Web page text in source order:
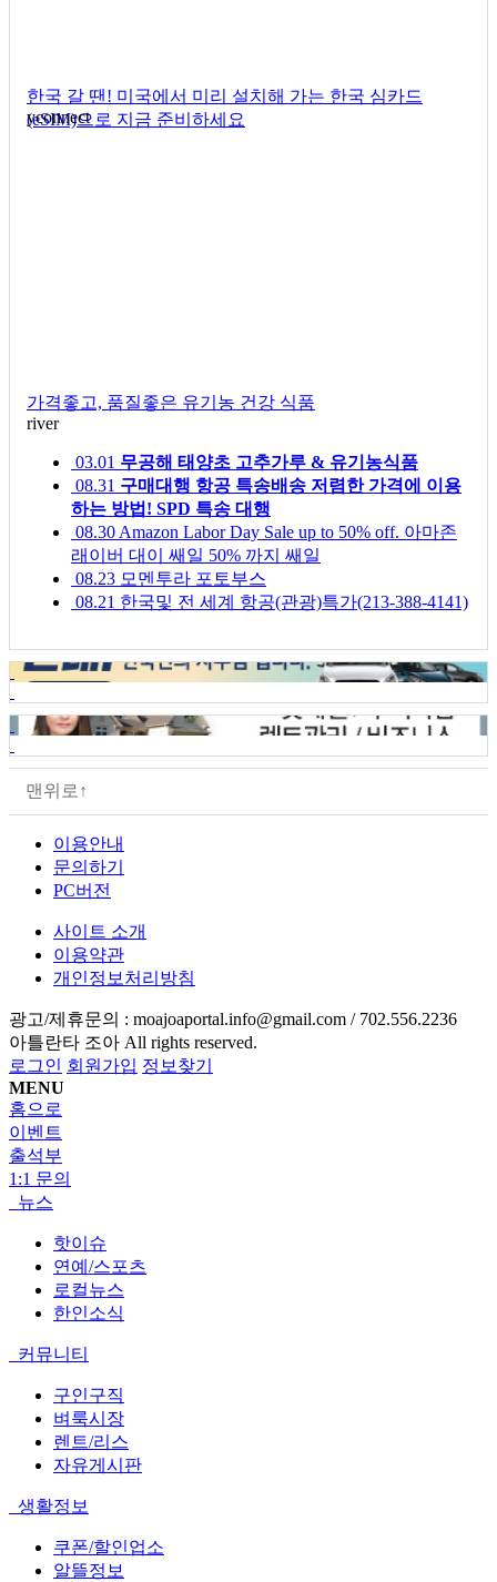
한국 갈 땐! 미국에서 미리 설치해 가는 한국 심카드
(eSIM)으로 지금 준비하세요
yconnect
가격좋고, 품질좋은 유기농 건강 식품
river
03.01 무공해 태양초 고추가루 & 유기농식품
08.31 구매대행 항공 특송배송 저렴한 가격에 이용
하는 방법! SPD 특송 대행
08.30Amazon Labor Day Sale up to 50% off. 아마존
래이버 대이 쌔일 50% 까지 쌔일
08.23 모멘투라 포토부스
08.21 한국및 전 세계 항공(관광)특가(213-388-4141)
맨위로↑
이용안내
문의하기
PC버전
사이트 소개
이용약관
개인정보처리방침
광고/제휴문의 : moajoaportal.info@gmail.com / 702.556.2236
아틀란타 조아 All rights reserved.
로그인 회원가입 정보찾기
MENU
홈으로
이벤트
출석부
1:1 문의
뉴스
핫이슈
연예/스포츠
로컬뉴스
한인소식
커뮤니티
구인구직
벼룩시장
렌트/리스
자유게시판
생활정보
쿠폰/할인업소
알뜰정보